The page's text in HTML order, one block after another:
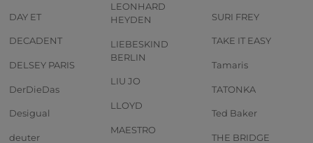
DAY ET
DECADENT
DELSEY PARIS
DerDieDas
Desigual
deuter
LEONHARD
HEYDEN
LIEBESKIND
BERLIN
LIU JO
LLOYD
MAESTRO
SURI FREY
TAKE IT EASY
Tamaris
TATONKA
Ted Baker
THE BRIDGE